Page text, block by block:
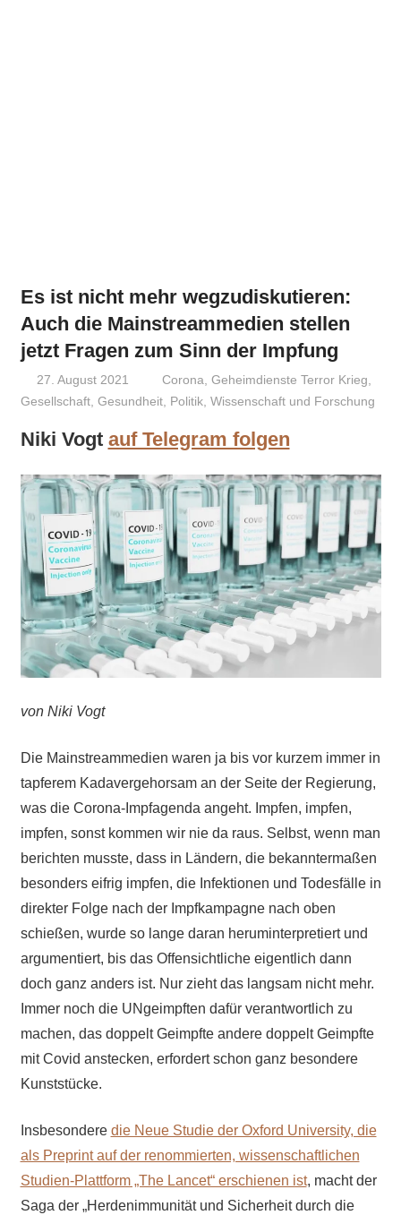
Es ist nicht mehr wegzudiskutieren:
Auch die Mainstreammedien stellen
jetzt Fragen zum Sinn der Impfung
27. August 2021 Niki Vogt
Corona,Geheimdienste Terror Krieg,
Gesellschaft, Gesundheit, Politik, Wissenschaft und Forschung
Niki Vogt auf Telegram folgen
von Niki Vogt
Die Mainstreammedien waren ja bis vor kurzem immer in
tapferem Kadavergehorsam an der Seite der Regierung,
was die Corona-Impfagenda angeht. Impfen, impfen,
impfen, sonst kommen wir nie da raus. Selbst, wenn man
berichten musste, dass in Ländern, die bekanntermaßen
besonders eifrig impfen, die Infektionen und Todesfälle in
direkter Folge nach der Impfkampagne nach oben
schießen, wurde so lange daran heruminterpretiert und
argumentiert, bis das Offensichtliche eigentlich dann
doch ganz anders ist. Nur zieht das langsam nicht mehr.
Immer noch die UNgeimpften dafür verantwortlich zu
machen, das doppelt Geimpfte andere doppelt Geimpfte
mit Covid anstecken, erfordert schon ganz besondere
Kunststücke.
Insbesondere die Neue Studie der Oxford University, die
als Preprint auf der renommierten, wissenschaftlichen
Studien-Plattform „The Lancet“ erschienen ist, macht der
Saga der „Herdenimmunität und Sicherheit durch die